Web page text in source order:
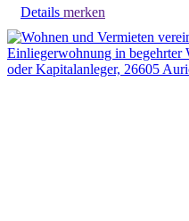
Details merken